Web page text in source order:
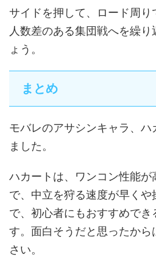
サイドを押して、ロード周
人数差のある集団戦へを繰
ょう。
まとめ
モバレのアサシンキャラ、
ました。
ハカートは、ワンコン性能
で、中立を狩る速度が早く
で、初心者にもおすすめでき
す。面白そうだと思ったか
さい。